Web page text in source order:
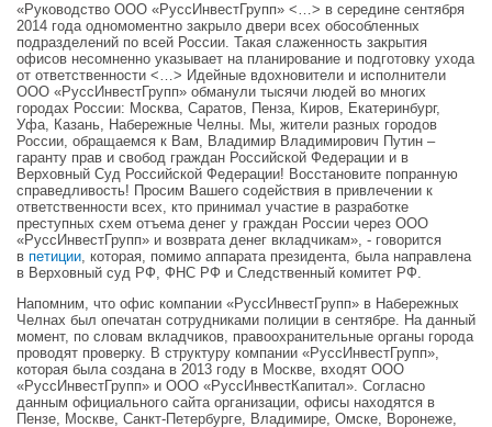
«Руководство ООО «РуссИнвестГрупп» <…> в середине сентября
2014 года одномоментно закрыло двери всех обособленных
подразделений по всей России. Такая слаженность закрытия
офисов несомненно указывает на планирование и подготовку ухода
от ответственности <…> Идейные вдохновители и исполнители
ООО «РуссИнвестГрупп» обманули тысячи людей во многих
городах России: Москва, Саратов, Пенза, Киров, Екатеринбург,
Уфа, Казань, Набережные Челны. Мы, жители разных городов
России, обращаемся к Вам, Владимир Владимирович Путин –
гаранту прав и свобод граждан Российской Федерации и в
Верховный Суд Российской Федерации! Восстановите попранную
справедливость! Просим Вашего содействия в привлечении к
ответственности всех, кто принимал участие в разработке
преступных схем отъема денег у граждан России через ООО
«РуссИнвестГрупп» и возврата денег вкладчикам», - говорится
в петиции, которая, помимо аппарата президента, была направлена
в Верховный суд РФ, ФНС РФ и Следственный комитет РФ.
Напомним, что офис компании «РуссИнвестГрупп» в Набережных
Челнах был опечатан сотрудниками полиции в сентябре. На данный
момент, по словам вкладчиков, правоохранительные органы города
проводят проверку. В структуру компании «РуссИнвестГрупп»,
которая была создана в 2013 году в Москве, входят ООО
«РуссИнвестГрупп» и ООО «РуссИнвестКапитал». Согласно
данным официального сайта организации, офисы находятся в
Пензе, Москве, Санкт-Петербурге, Владимире, Омске, Воронеже,